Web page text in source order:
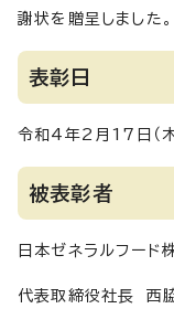
謝状を贈呈しました。
表彰日
令和4年2月17日（木
被表彰者
日本ゼネラルフード
代表取締役社長 西